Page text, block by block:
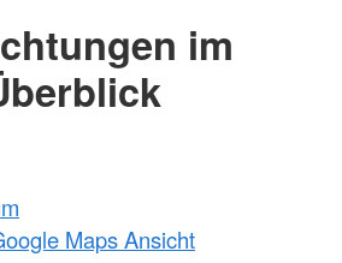
im
Maps Ansicht